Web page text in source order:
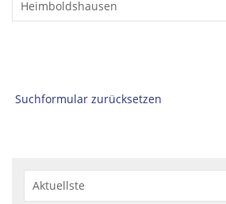
Suchformular zurücksetzen